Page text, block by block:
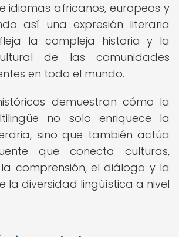
idiomas africanos, europeos y
así una expresión literaria
la compleja historia y la
de las comunidades
en todo el mundo.
demuestran cómo la
no solo enriquece la
sino que también actúa
que conecta culturas,
comprensión, el diálogo y la
la diversidad lingüística a nivel